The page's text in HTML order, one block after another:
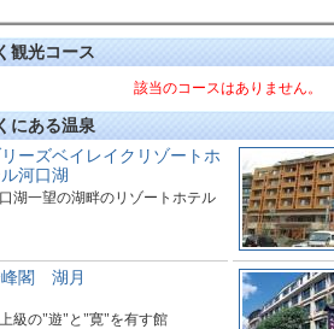
観光コース
該当のコースはありません。
にある温泉
ーズベイレイクリゾートホ
河口湖
湖一望の湖畔のリゾートホテル
閣 湖月
級の"遊"と"寛"を有す館